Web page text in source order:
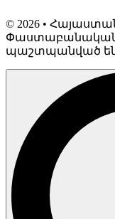
© 2026 •
Փաստաբանական
պաշտպանված